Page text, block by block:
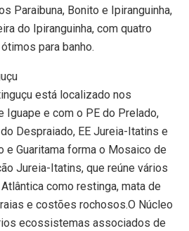
Paraibuna, Bonito e Ipiranguinha,
do Ipiranguinha, com quatro
para banho.
está localizado nos
Iguape e com o PE do Prelado,
do Despraiado, EE Jureia-Itatins e
e Guaritama forma o Mosaico de
Jureia-Itatins, que reúne vários
como restinga, mata de
e costões rochosos.O Núcleo
ecossistemas associados de